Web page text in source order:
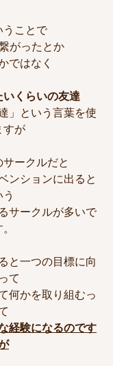
うことで
がったとか
ではなく
くらいの友達
」という言葉を使
すが
ークルだと
ンションに出ると
う
サークルが多いで
と一つの目標に向
て
何かを取り組むっ
経験になるのです